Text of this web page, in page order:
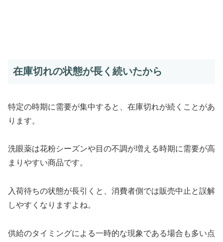
在庫切れの状態が長く続いたから
特定の時期に需要が集中すると、在庫切れが続くことがあ
ります。
洗眼薬は花粉シーズンや目の不調が増える時期に需要が高
まりやすい商品です。
入荷待ちの状態が長引くと、消費者側では販売中止と誤解
しやすくなりますよね。
供給のタイミングによる一時的な現象である場合も多い点